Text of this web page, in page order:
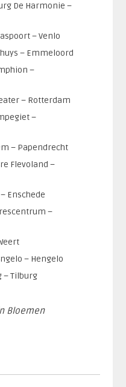
De Harmonie –
– Venlo
– Emmeloord
–
– Rotterdam
–
– Papendrecht
Flevoland –
Enschede
–
– Hengelo
– Tilburg
Bloemen